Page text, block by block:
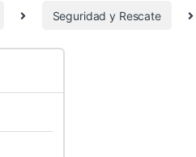
Seguridad y Rescate